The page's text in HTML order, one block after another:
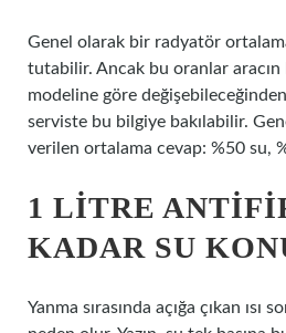
Genel olarak bir radyatör
tutabilir. Ancak bu oranlar
modeline göre
serviste bu bilgiye bakılabilir.
verilen ortalama cevap: %50 su,
1 LITRE
KADAR SU
Yanma sırasında açığa çıkan ısı